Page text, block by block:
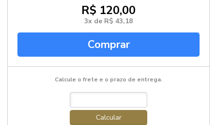
R$ 120,00
3x de R$ 43,18
Comprar
Calcule o frete e o prazo de entrega.
Calcular